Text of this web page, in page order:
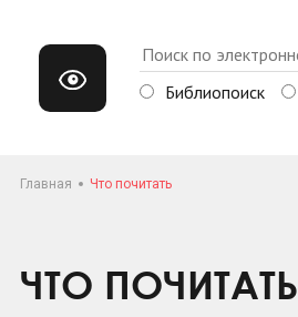
Библиопоиск
Главная Что почитать
ЧТО ПОЧИТАТЬ